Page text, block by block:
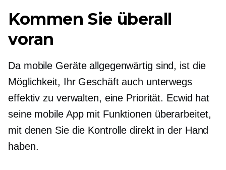
Kommen Sie überall
voran
Da mobile Geräte allgegenwärtig sind, ist die
Möglichkeit, Ihr Geschäft auch unterwegs
effektiv zu verwalten, eine Priorität. Ecwid hat
seine mobile App mit Funktionen überarbeitet,
mit denen Sie die Kontrolle direkt in der Hand
haben.